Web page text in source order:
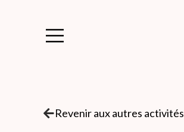
Revenir aux autres activités